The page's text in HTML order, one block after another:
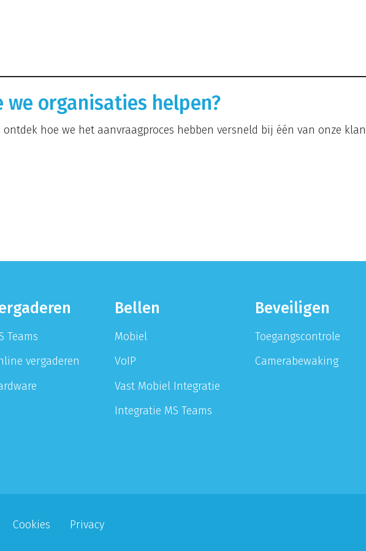
we organisaties helpen?
ontdek hoe we het aanvraagproces hebben versneld bij één van onze
Teams
vergaderen
Bellen
Mobiel
VoIP
Vast Mobiel Integratie
Integratie MS Teams
Beveiligen
Toegangscontrole
Camerabewaking
Cookies Privacy